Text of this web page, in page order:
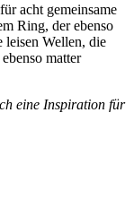
acht gemeinsame
Ring, der ebenso
leisen Wellen, die
matter
eine Inspiration für